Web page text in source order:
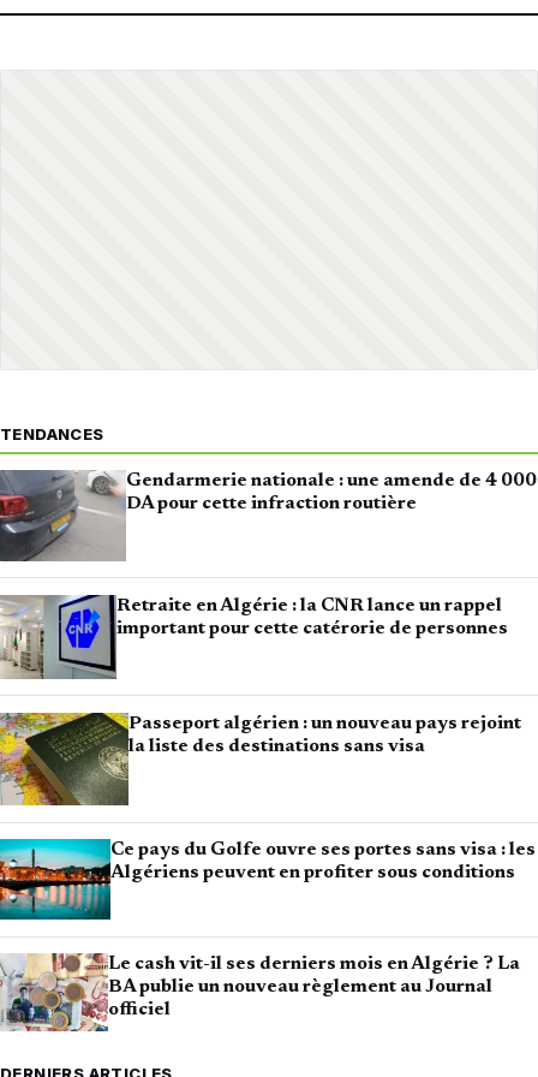
TENDANCES
Gendarmerie nationale : une amende de 4 000
DA pour cette infraction routière
Retraite en Algérie : la CNR lance un rappel
important pour cette catérorie de personnes
Passeport algérien : un nouveau pays rejoint
la liste des destinations sans visa
Ce pays du Golfe ouvre ses portes sans visa : les
Algériens peuvent en profiter sous conditions
Le cash vit-il ses derniers mois en Algérie ? La
BA publie un nouveau règlement au Journal
officiel
DERNIERS ARTICLES